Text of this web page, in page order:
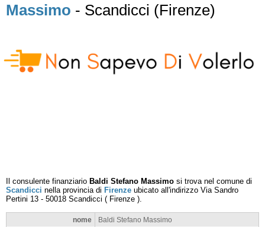
Massimo - Scandicci (Firenze)
Il consulente finanziario Baldi Stefano Massimo si trova nel comune di
Scandicci nella provincia di Firenze ubicato all'indirizzo Via Sandro
Pertini 13 - 50018 Scandicci ( Firenze ).
nome
Baldi Stefano Massimo